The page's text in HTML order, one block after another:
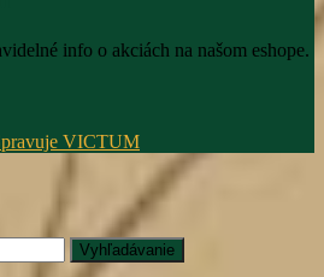
info o akciách na našom eshope.
VICTUM
Vyhľadávanie